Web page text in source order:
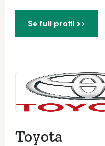
Se full profil >>
Toyota